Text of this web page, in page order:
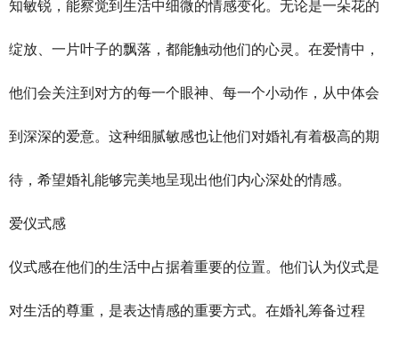
知敏锐，能察觉到生活中细微的情感变化。无论是一朵花的
绽放、一片叶子的飘落，都能触动他们的心灵。在爱情中，
他们会关注到对方的每一个眼神、每一个小动作，从中体会
到深深的爱意。这种细腻敏感也让他们对婚礼有着极高的期
待，希望婚礼能够完美地呈现出他们内心深处的情感。
爱仪式感
仪式感在他们的生活中占据着重要的位置。他们认为仪式是
对生活的尊重，是表达情感的重要方式。在婚礼筹备过程